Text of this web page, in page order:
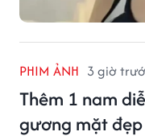
PHIM ẢNH 3 giờ
Thêm 1 nam
gương mặt